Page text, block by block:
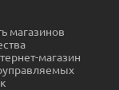
магазинов
магазин